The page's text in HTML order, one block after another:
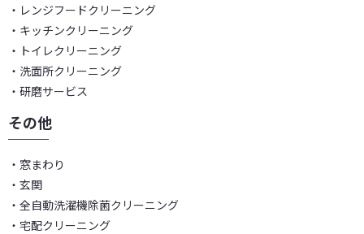
・レンジフードクリーニング
・キッチンクリーニング
・トイレクリーニング
・洗面所クリーニング
・研磨サービス
その他
・窓まわり
・玄関
・全自動洗濯機除菌クリーニング
・宅配クリーニング